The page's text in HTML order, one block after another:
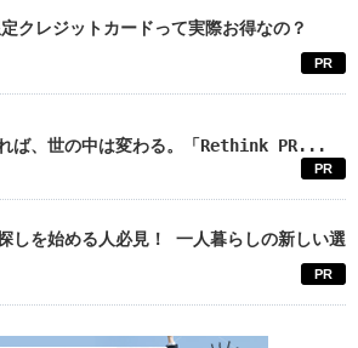
クレジットカードって実際お得なの？
PR
ば、世の中は変わる。「Rethink PR...
PR
しを始める人必見！ 一人暮らしの新しい選
PR